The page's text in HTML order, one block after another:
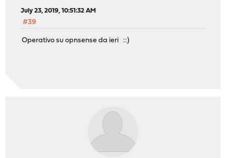
July 23, 2019, 10:51:32 AM
#39
Operativo su opnsense da ieri ::)